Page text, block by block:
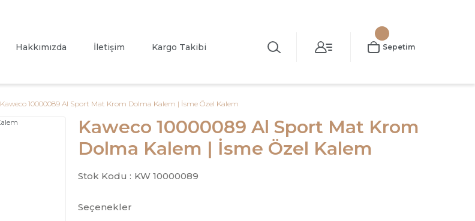
Hakkımızda İletişim Kargo Takibi Sepetim
Kaweco 10000089 Al Sport Mat Krom Dolma Kalem | İsme Özel Kalem
Kaweco 10000089 Al Sport Mat Krom
Dolma Kalem | İsme Özel Kalem
Stok Kodu : KW 10000089
Seçenekler